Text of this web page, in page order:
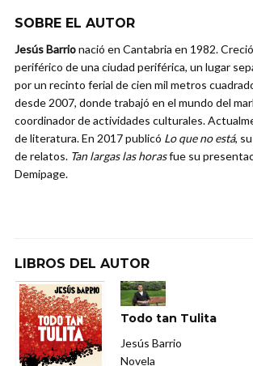
SOBRE EL AUTOR
Jesús Barrionació en Cantabria en 1982.
periférico de una ciudad periférica, un lugar
por un recinto ferial de cien mil metros
desde 2007, donde trabajó en el mundo del
coordinador de actividades culturales.
de literatura. En 2017 publicó Lo que no está,
de relatos. Tan largas las horasfue su
Demipage.
LIBROS DEL AUTOR
Todo tan Tulita
Jesús Barrio
Novela